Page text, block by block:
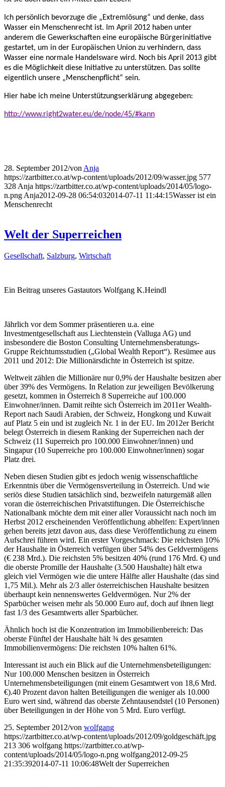
Ich persönlich bevorzuge die „Extremlösung“ und denke, dass
Wasser ein Menschenrecht ist. Im April 2012 haben unter
anderem die Gewerkschaften eine europäische Bürgerinitiative
gestartet, um in der Europäischen Union zu verhindern, dass
Wasser eine normale Handelsware wird. Noch bis April 2013 gibt
es die Möglichkeit diese Initiative zu unterstützen. Das sollte
eigentlich unsere „Menschenpflicht“ sein.
Hier habe ich meine Unterstützungserklärung abgegeben:
http://www.right2water.eu/de/node/45/#kann
28. September 2012/von Anja
https://zartbitter.co.at/wp-content/uploads/2012/09/wasser.jpg 577
328 Anja https://zartbitter.co.at/wp-content/uploads/2014/05/logo-
n.png Anja2012-09-28 06:54:032014-07-11 11:44:15Wasser ist ein
Menschenrecht
Welt der Superreichen
Gesellschaft, Salzburg, Wirtschaft
Ein Beitrag unseres Gastautors Wolfgang K.Heindl
Jährlich vor dem Sommer präsentieren u.a. eine
Investmentgesellschaft aus Liechtenstein (Valluga AG) und
insbesondere die Boston Consulting Unternehmensberatungs-
Gruppe Reichtumsstudien („Global Wealth Report“). Resümee aus
2011 und 2012: Die Millionärsdichte in Österreich ist spitze.
Weltweit zählen die Millionäre nur 0,9% der Haushalte besitzen aber
über 39% des Vermögens. In Relation zur jeweiligen Bevölkerung
gesetzt, kommen in Österreich 8 Superreiche auf 100.000
Einwohner/innen. Damit reihte sich Österreich im 2011er Wealth-
Report nach Saudi Arabien, der Schweiz, Hongkong und Kuwait
auf Platz 5 ein und ist zugleich Nr. 1 in der EU. Im 2012er Bericht
belegt Österreich in diesem Ranking der Superreichen nach der
Schweiz (11 Superreich pro 100.000 Einwohner/innen) und
Singapur (10 Superreiche pro 100.000 Einwohner/innen) sogar
Platz drei.
Neben diesen Studien gibt es jedoch wenig wissenschaftliche
Erkenntnis über die Vermögensverteilung in Österreich. Und wie
seriös diese Studien tatsächlich sind, bezweifeln naturgemäß allen
voran die österreichischen Privatstiftungen. Die Österreichische
Nationalbank möchte dem mit einer aller Voraussicht nach noch im
Herbst 2012 erscheinenden Veröffentlichung abhelfen: Expert/innen
gehen bereits jetzt davon aus, dass diese Veröffentlichung zu einem
Aufschrei führen wird. Ein erster Vorgeschmack: Die reichsten 10%
der Haushalte in Österreich verfügen über 54% des Geldvermögens
(€ 238 Mrd.). Die reichsten 5% besitzen 40% (rund 176 Mrd. €) und
die oberste Promille der Haushalte (3.500 Haushalte) hält etwa
gleich viel Vermögen wie die untere Hälfte aller Haushalte (das sind
1,75 Mil.). Mehr als 2/3 aller österreichischen Haushalte besitzen
überhaupt kein nennenswertes Geldvermögen. Nur 2% der
Sparbücher weisen mehr als 50.000 Euro auf, doch auf ihnen liegt
fast 1/3 des Gesamtwerts aller Sparbücher.
Ähnlich hoch ist die Konzentration im Immobilienbereich: Das
oberste Fünftel der Haushalte hält ¾ des gesamten
Immobilienvermögens: Die reichsten 10% halten 61%.
Interessant ist auch ein Blick auf die Unternehmensbeteiligungen:
Nur 100.000 Menschen besitzen in Österreich
Unternehmensbeteiligungen (mit einem Gesamtwert von 18,6 Mrd.
€).40 Prozent davon halten Beteiligungen die weniger als 10.000
Euro wert sind, während das oberste Zehntausendstel (10 Personen)
über Beteiligungen in der Höhe von 5 Mrd. Euro verfügt.
25. September 2012/von wolfgang
https://zartbitter.co.at/wp-content/uploads/2012/09/goldgeschäft.jpg
213 306 wolfgang https://zartbitter.co.at/wp-
content/uploads/2014/05/logo-n.png wolfgang2012-09-25
21:35:392014-07-11 10:06:48Welt der Superreichen